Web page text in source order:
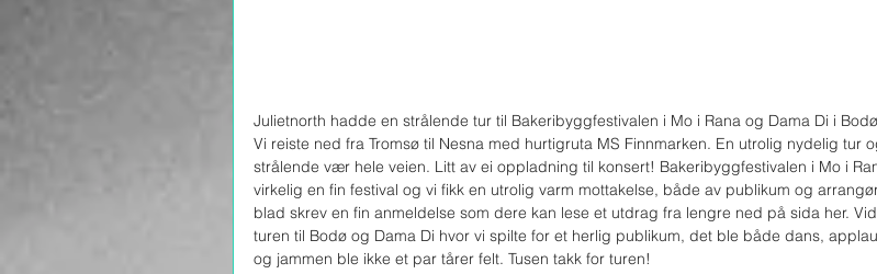
Julietnorth hadde en strålende tur til Bakeribyggfestivalen i Mo i Rana og Dama Di i
Vi reiste ned fra Tromsø til Nesna med hurtigruta MS Finnmarken. En utrolig nydelig tur
strålende vær hele veien. Litt av ei oppladning til konsert! Bakeribyggfestivalen i Mo i
virkelig en fin festival og vi fikk en utrolig varm mottakelse, både av publikum og
blad skrev en fin anmeldelse som dere kan lese et utdrag fra lengre ned på sida her.
turen til Bodø og Dama Di hvor vi spilte for et herlig publikum, det ble både dans,
og jammen ble ikke et par tårer felt. Tusen takk for turen!